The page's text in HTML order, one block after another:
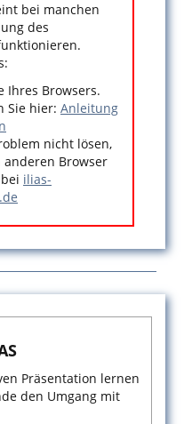
bei manchen
des
Ihres Browsers.
Sie hier: Anleitung
nicht lösen,
Browser
ilias-
Präsentation lernen
den Umgang mit